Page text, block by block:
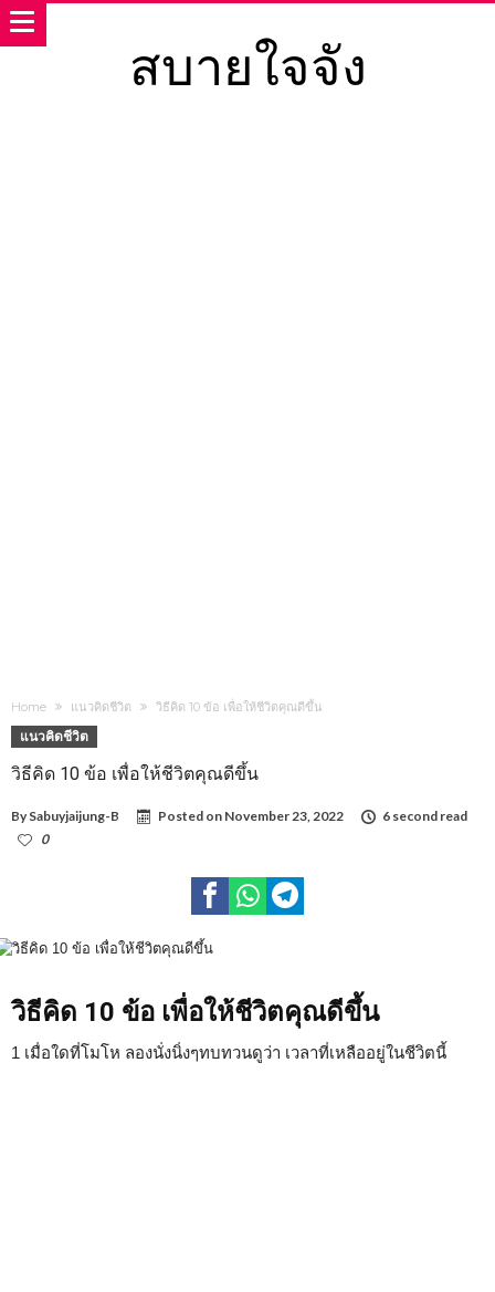
สบายใจจัง
Home แนวคิดชีวิต วิธีคิด 10 ข้อ เพื่อให้ชีวิตคุณดีขึ้น
แนวคิดชีวิต
วิธีคิด 10 ข้อ เพื่อให้ชีวิตคุณดีขึ้น
By Sabuyjaijung-B Posted on November 23, 2022
6 second read
0
วิธีคิด 10 ข้อ เพื่อให้ชีวิตคุณดีขึ้น
1 เมื่อใดที่โมโห ลองนั่งนิ่งๆทบทวนดูว่า เวลาที่เหลืออยู่ในชีวิตนี้